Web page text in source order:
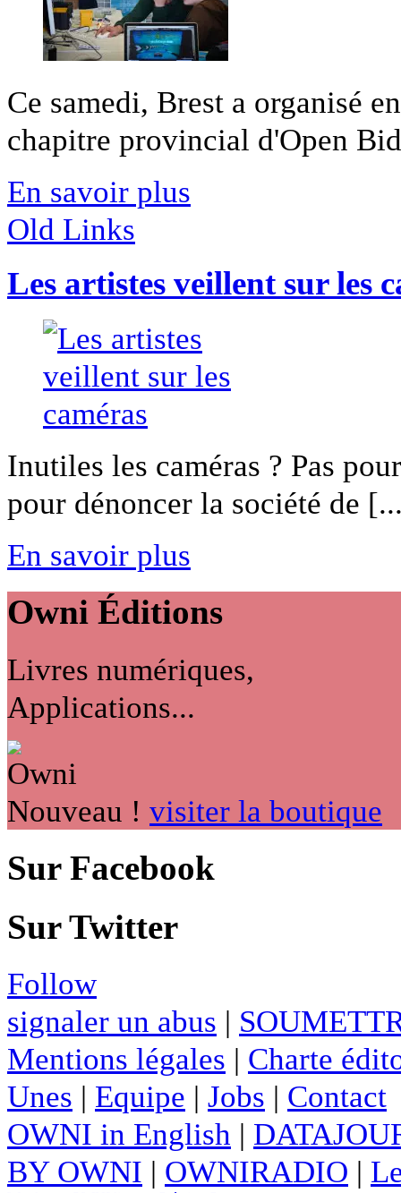
Ce samedi, Brest a organisé
chapitre provincial d'Open
En savoir plus
Old Links
Les artistes veillent sur les
Inutiles les caméras ? Pas
pour dénoncer la société de
En savoir plus
Owni Éditions
Livres numériques,
Applications...
Nouveau ! visiter la boutique
Sur Facebook
Sur Twitter
Follow
signaler un abus |
Mentions légales | Charte
Unes | Equipe | Jobs | Contact
OWNI in English |
BY OWNI | OWNIRADIO |